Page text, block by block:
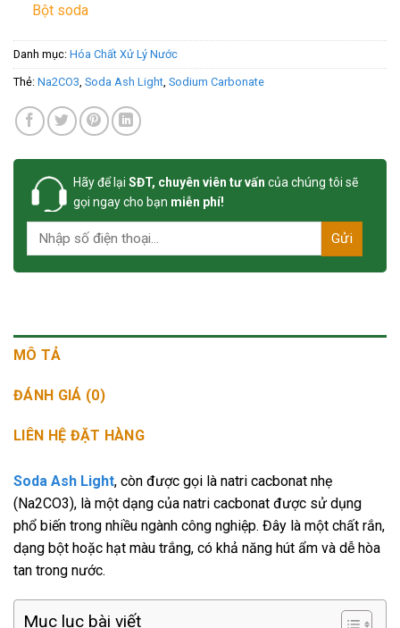
Bột soda
Danh mục: Hóa Chất Xử Lý Nước
Thẻ: Na2CO3 Soda Ash Light Sodium Carbonate
Hãy để lại SĐT, chuyên viên tư vấn của chúng tôi sẽ
gọi ngay cho bạn miễn phí!
MÔ TẢ
ĐÁNH GIÁ (0)
LIÊN HỆ ĐẶT HÀNG
Soda Ash Light, còn được gọi là natri cacbonat nhẹ
(Na2CO3), là một dạng của natri cacbonat được sử dụng
phổ biến trong nhiều ngành công nghiệp. Đây là một chất rắn,
dạng bột hoặc hạt màu trắng, có khả năng hút ẩm và dễ hòa
tan trong nước.
Mục lục bài viết